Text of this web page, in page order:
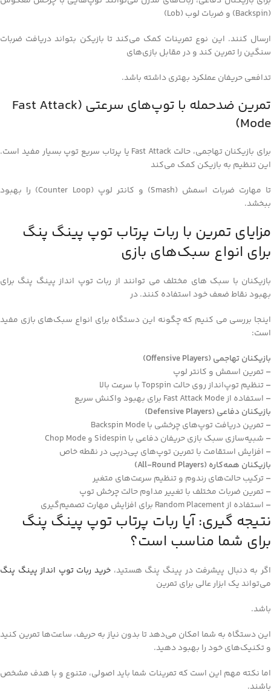
(Backspin) و ضربات لوب (Lob)
ارسال کنند. این نوع تمرینات کمک می‌کند تا بازیکن بتواند دریافت ضربات
سنگین را تمرین کند و در مقابل بازی‌های
تدافعی حریفان عملکرد بهتری داشته باشد.
تمرین ضدحمله با توپ‌های سرعتی (Fast Attack
Mode)
برای بازیکنان تهاجمی، حالت Fast Attack یا پرتاب سریع توپ بسیار مفید است.
این تنظیم به بازیکن کمک می‌کند
تا مهارت ضربات اسمش (Smash) و کانتر لوپ (Counter Loop) را بهبود
ببخشد.
مزایای تمرین با ربات پرتاب توپ پینگ پنگ
برای انواع سبک‌های بازی
بازیکنان با سبک‌ های مختلف می‌ توانند از ربات توپ‌ انداز پینگ پنگ برای
بهبود نقاط ضعف خود استفاده کنند. در
اینجا بررسی می‌ کنیم که چگونه این دستگاه برای انواع سبک‌های بازی مفید
است:
بازیکنان تهاجمی (Offensive Players)
–تمرین اسمش و کانتر لوپ
–تنظیم توپ‌انداز روی حالت Topspin با سرعت بالا
– استفاده از Fast Attack Mode برای بهبود واکنش سریع
بازیکنان دفاعی (Defensive Players)
–تمرین دریافت توپ‌های چرخشی با Backspin Mode
– شبیه‌سازی سبک بازی حریفان دفاعی با Sidespin و Chop Mode
– افزایش استقامت با تمرین توپ‌های پی‌درپی در نقطه خاص
بازیکنان همه‌کاره (All-Round Players)
–ترکیب حالت‌های رندوم و تنظیم سرعت‌های متغیر
–تمرین ضربات مختلف با تغییر مداوم حالت چرخش توپ
– استفاده از Random Placement برای افزایش مهارت تصمیم‌گیری
نتیجه‌ گیری: آیا ربات پرتاب توپ پینگ پنگ
برای شما مناسب است؟
اگر به دنبال پیشرفت در پینگ پنگ هستید، خرید ربات توپ‌ انداز پینگ پنگ
می‌تواند یک ابزار عالی برای تمرین
باشد.
این دستگاه به شما امکان می‌دهد تا بدون نیاز به حریف، ساعت‌ها تمرین کنید
و تکنیک‌های خود را بهبود دهید.
اما نکته مهم این است که تمرینات شما باید اصولی، متنوع و با هدف مشخص
باشند.